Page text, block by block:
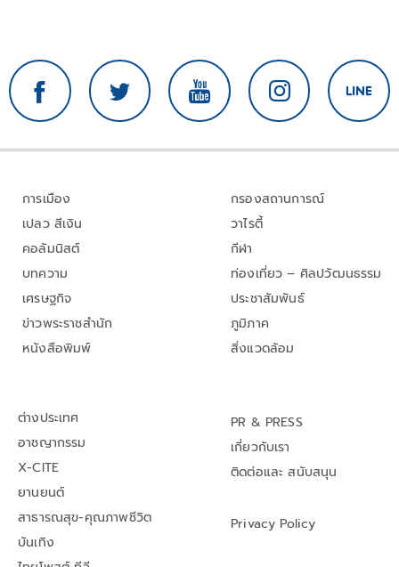
การเมือง
เปลว สีเงิน
คอลัมนิสต์
บทความ
เศรษฐกิจ
ข่าวพระราชสำนัก
หนังสือพิมพ์
กรองสถานการณ์
วาไรตี้
กีฬา
ท่องเที่ยว – ศิลปวัฒนธรรม
ประชาสัมพันธ์
ภูมิภาค
สิ่งแวดล้อม
ต่างประเทศ
อาชญากรรม
X-CITE
ยานยนต์
สาธารณสุข-คุณภาพชีวิต
บันเทิง
PR & PRESS
เกี่ยวกับเรา
ติดต่อและ สนับสนุน
Privacy Policy